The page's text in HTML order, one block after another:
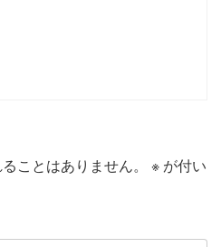
ことはありません。
※ が付い